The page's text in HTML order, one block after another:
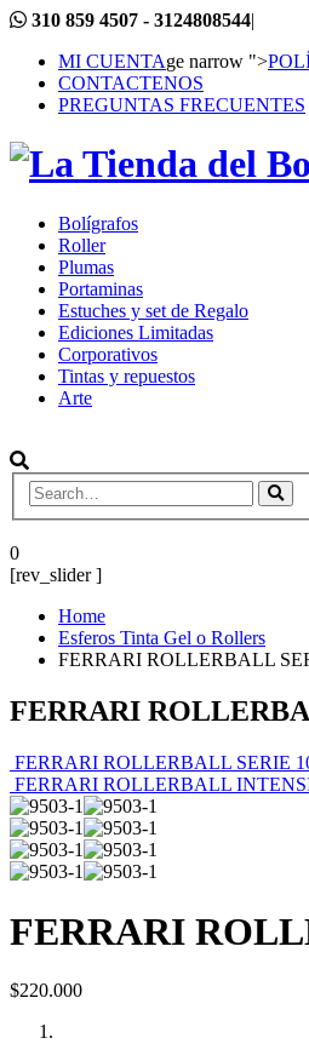
310 859 4507 - 3124808544|
MI CUENTAge narrow ">
CONTACTENOS
PREGUNTAS FRECUENTES
Bolígrafos
Roller
Plumas
Portaminas
Estuches y set de Regalo
Ediciones Limitadas
Corporativos
Tintas y repuestos
Arte
0
[rev_slider ]
Home
Esferos Tinta Gel o Rollers
FERRARI ROLLERBALL
FERRARI
FERRARI ROLLERBALL SERIE
FERRARI ROLLERBALL
FERRARI
$220.000